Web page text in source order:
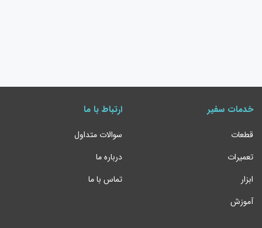
خدمات سفیر
قطعات
تعمیرات
ابزار
آموزش
ارتباط با ما
سوالات متداول
درباره ما
تماس با ما